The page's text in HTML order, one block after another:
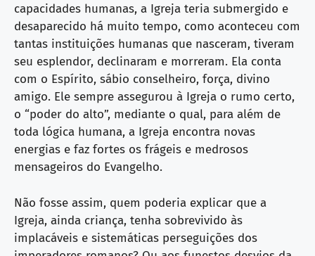
capacidades humanas, a Igreja teria submergido e
desaparecido há muito tempo, como aconteceu com
tantas instituições humanas que nasceram, tiveram
seu esplendor, declinaram e morreram. Ela conta
com o Espírito, sábio conselheiro, força, divino
amigo. Ele sempre assegurou à Igreja o rumo certo,
o “poder do alto”, mediante o qual, para além de
toda lógica humana, a Igreja encontra novas
energias e faz fortes os frágeis e medrosos
mensageiros do Evangelho.
Não fosse assim, quem poderia explicar que a
Igreja, ainda criança, tenha sobrevivido às
implacáveis e sistemáticas perseguições dos